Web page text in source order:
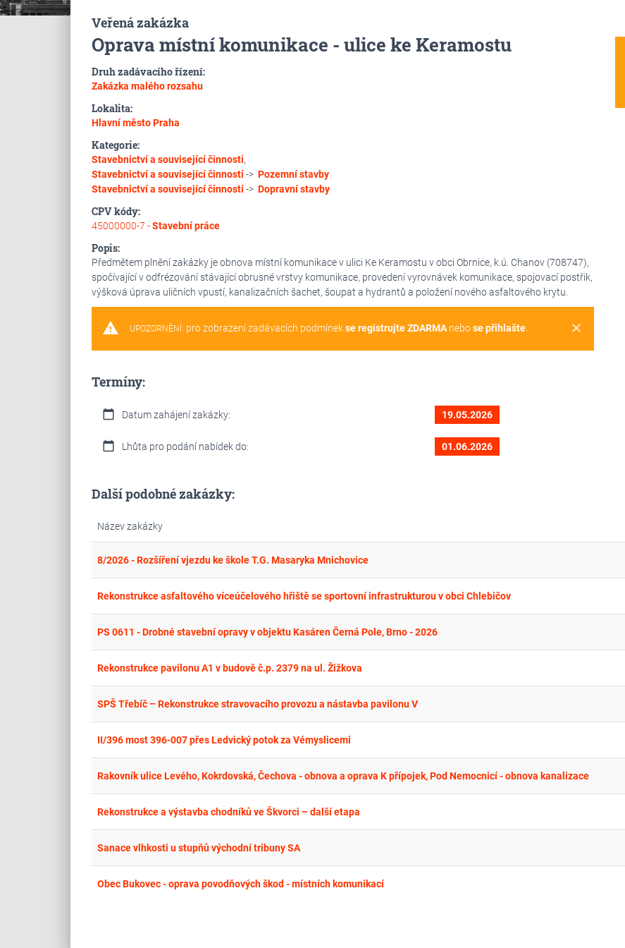
Veřená zakázka
Oprava místní komunikace - ulice ke Keramostu
Druh zadávacího řízení:
Zakázka malého rozsahu
Lokalita:
Hlavní město Praha
Kategorie:
Stavebnictví a související činnosti,
Stavebnictví a související činnosti -> Pozemní stavby
Stavebnictví a související činnosti -> Dopravní stavby
CPV kódy:
45000000-7 -Stavební práce
Popis:
Předmětem plnění zakázky je obnova místní komunikace v ulici Ke Keramostu v obci Obrnice, k.ú. Chanov (708747),
spočívající v odfrézování stávající obrusné vrstvy komunikace, provedení vyrovnávek komunikace, spojovací postřik,
výšková úprava uličních vpustí, kanalizačních šachet, šoupat a hydrantů a položení nového asfaltového krytu.
warning clear
UPOZORNĚNÍ: pro zobrazení zadávacích podmínekse registrujte ZDARMAnebose přihlašte.
Termíny:
calendar_today Datum zahájení zakázky: 19.05.2026
calendar_today Lhůta pro podání nabídek do: 01.06.2026
Další podobné zakázky:
Název zakázky
8/2026 - Rozšíření vjezdu ke škole T.G. Masaryka Mnichovice
Rekonstrukce asfaltového víceúčelového hřiště se sportovní infrastrukturou v obci Chlebičov
PS 0611 - Drobné stavební opravy v objektu Kasáren Černá Pole, Brno - 2026
Rekonstrukce pavilonu A1 v budově č.p. 2379 na ul. Žižkova
SPŠ Třebíč – Rekonstrukce stravovacího provozu a nástavba pavilonu V
II/396 most 396-007 přes Ledvický potok za Vémyslicemi
Rakovník ulice Levého, Kokrdovská, Čechova - obnova a oprava K přípojek, Pod Nemocnicí - obnova kanalizace
Rekonstrukce a výstavba chodníků ve Škvorci – další etapa
Sanace vlhkosti u stupňů východní tribuny SA
Obec Bukovec - oprava povodňových škod - místních komunikací